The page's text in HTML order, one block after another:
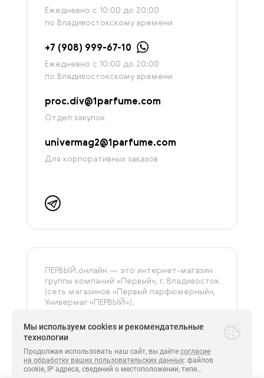
Ежедневно с 10:00 до 20:00
по Владивостокскому времени
+7 (908) 999-67-10
Ежедневно с 10:00 до 20:00
по Владивостокскому времени
proc.div@1parfume.com
Отдел закупок
univermag2@1parfume.com
Для корпоративных заказов
ПЕРВЫЙ.онлайн — это интернет-магазин
группы компаний «‎Первый», г. Владивосток
(сеть магазинов «Первый парфюмерный»,
Универмаг «ПЕРВЫЙ»).
оригинальная и сертифицированная
продукция.
Все права защищены.
Мы используем cookies и рекомендательные
технологии
Продолжая использовать наш сайт, вы даёте согласие
на обработку ваших пользовательских данных: файлов
cookie, IP адреса, сведений о местоположении, типе